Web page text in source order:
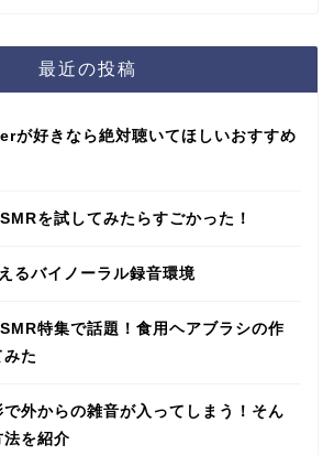
最近の投稿
が好きなら絶対聴いてほしいおすすめ
を試してみたらすごかった！
るバイノーラル録音環境
特集で話題！食用ヘアブラシの作
みた
外からの雑音が入ってしまう！そん
を紹介